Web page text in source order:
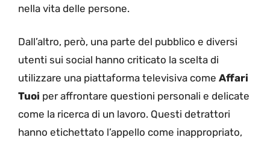
nella vita delle persone.
Dall’altro, però, una parte del pubblico e diversi
utenti sui social hanno criticato la scelta di
utilizzare una piattaforma televisiva come Affari
Tuoi per affrontare questioni personali e delicate
come la ricerca di un lavoro. Questi detrattori
hanno etichettato l’appello come inappropriato,